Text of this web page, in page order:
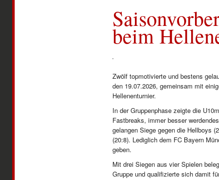
beim
Zwölf topmotivierte und bestens
den 19.07.2026, gemeinsam mit
Hellenenturnier.
In der Gruppenphase zeigte die
Fastbreaks, immer besser
gelangen Siege gegen die Hellboys
(20:8). Lediglich dem FC Bayern
geben.
Mit drei Siegen aus vier Spielen
Gruppe und qualifizierte sich damit